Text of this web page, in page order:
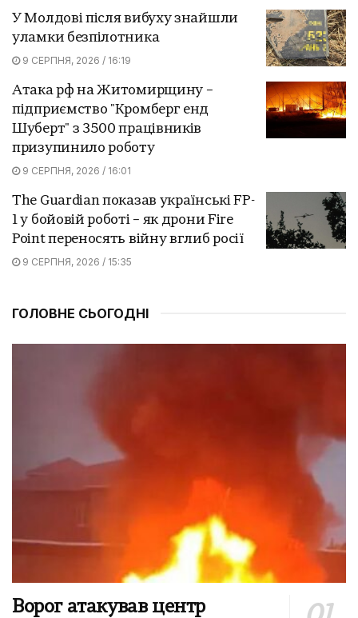
У Молдові після вибуху знайшли
уламки безпілотника
9 СЕРПНЯ, 2026 / 16:19
Атака рф на Житомирщину –
підприємство "Кромберг енд
Шуберт" з 3500 працівників
призупинило роботу
9 СЕРПНЯ, 2026 / 16:01
The Guardian показав українські FP-
1 у бойовій роботі – як дрони Fire
Point переносять війну вглиб росії
9 СЕРПНЯ, 2026 / 15:35
ГОЛОВНЕ СЬОГОДНІ
Ворог атакував центр